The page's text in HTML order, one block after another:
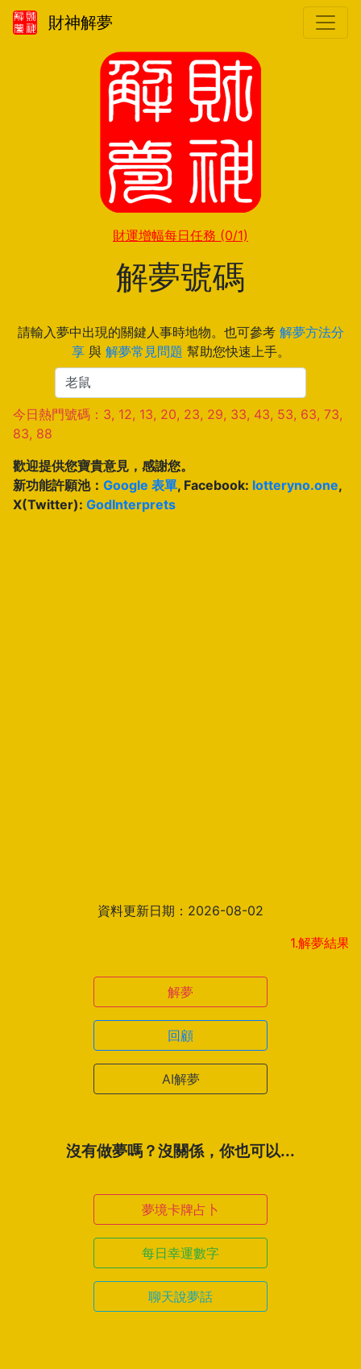
財神解夢
財運增幅每日任務 (0/1)
解夢號碼
請輸入夢中出現的關鍵人事時地物。也可參考 解夢方法分
享與 解夢常見問題 幫助您快速上手。
今日熱門號碼：3, 12, 13, 20, 23, 29, 33, 43, 53, 63, 73,
83, 88
歡迎提供您寶貴意見，感謝您。
新功能許願池： Google 表單, Facebook: lotteryno.one,
X(Twitter): GodInterprets
資料更新日期：2026-08-02
1.解夢結果頁新增見
解夢
回顧
AI解夢
沒有做夢嗎？沒關係，你也可以...
夢境卡牌占卜
每日幸運數字
聊天說夢話